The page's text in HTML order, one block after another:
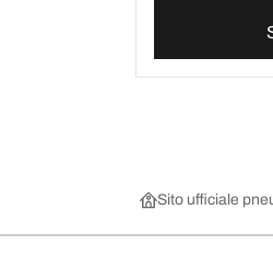
Sito ufficiale